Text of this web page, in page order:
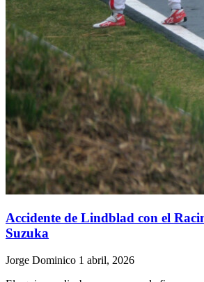
Accidente de Lindblad con el
Suzuka
Jorge Dominico 1 abril, 2026